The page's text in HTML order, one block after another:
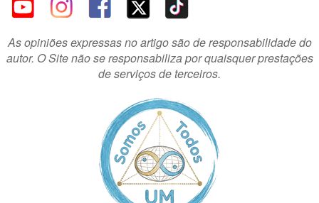
As opiniões expressas no artigo são de responsabilidade do
autor. O Site não se responsabiliza por quaisquer prestações
de serviços de terceiros.